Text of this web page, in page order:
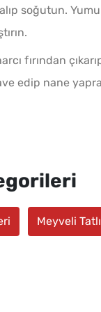
soğutun.
fırından
edip nane
Meyveli